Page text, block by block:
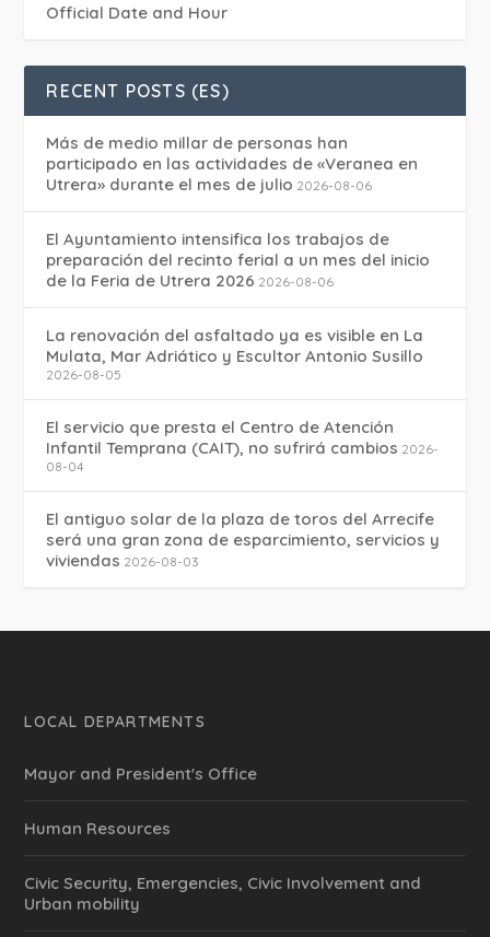
Official Date and Hour
RECENT POSTS (ES)
Más de medio millar de personas han
participado en las actividades de «Veranea en
Utrera» durante el mes de julio 2026-08-06
El Ayuntamiento intensifica los trabajos de
preparación del recinto ferial a un mes del inicio
de la Feria de Utrera 2026 2026-08-06
La renovación del asfaltado ya es visible en La
Mulata, Mar Adriático y Escultor Antonio Susillo
2026-08-05
El servicio que presta el Centro de Atención
Infantil Temprana (CAIT), no sufrirá cambios 2026-
08-04
El antiguo solar de la plaza de toros del Arrecife
será una gran zona de esparcimiento, servicios y
viviendas 2026-08-03
LOCAL DEPARTMENTS
Mayor and President's Office
Human Resources
Civic Security, Emergencies, Civic Involvement and
Urban mobility